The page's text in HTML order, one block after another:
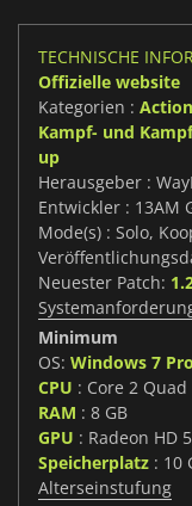
TECHNISCHE
Offizielle website
Kategorien : Action
Kampf- und
up
Herausgeber :
Entwickler : 13AM
Mode(s) : Solo,
Neuester Patch:
Minimum
OS: Windows 7
CPU : Core 2 Quad
RAM : 8 GB
GPU : Radeon HD
Speicherplatz : 10
Alterseinstufung